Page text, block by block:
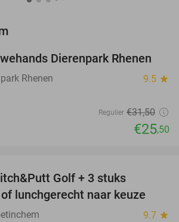
19%
Dierenpark Rhenen
Rhenen 9.5 star
Regulier €31,50
€25,50
Golf + 3 stuks
lunchgerecht naar keuze
9.7 star